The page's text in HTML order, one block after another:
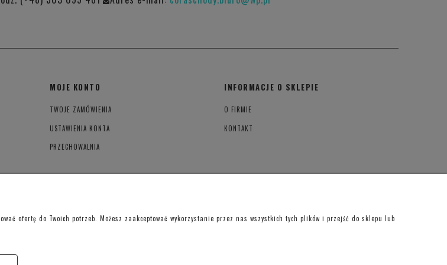
MOJE KONTO
TWOJE ZAMÓWIENIA
USTAWIENIA KONTA
PRZECHOWALNIA
INFORMACJE O SKLEPIE
O FIRMIE
KONTAKT
Piątek: 09:00 - 19:00,
ofertę do Twoich potrzeb. Możesz zaakceptować wykorzystanie przez nas wszystkich tych plików i przejść do sklepu lub